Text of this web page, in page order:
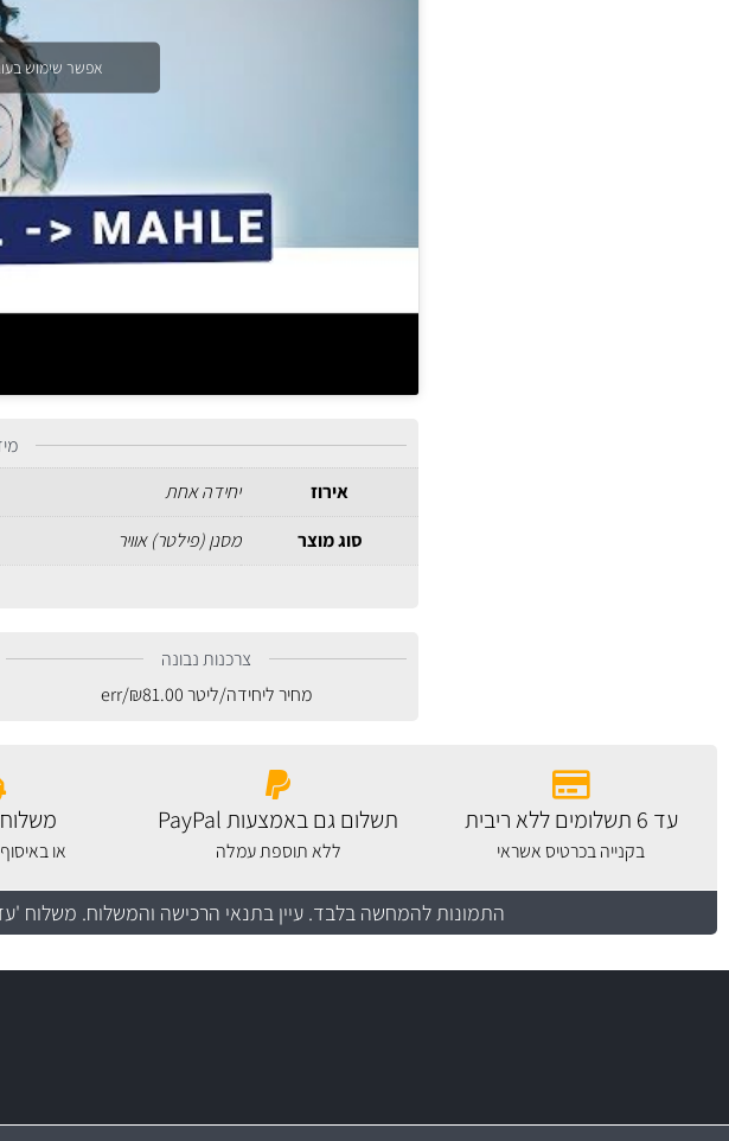
אפשר שימוש
אירוז
יחידה אחת
סוג מוצר
מסנן (פילטר) אוויר
צרכנות נבונה
מחיר ליחידה/ליטר
₪81.00
/err
עד 6 תשלומים ללא ריבית
בקנייה בכרטיס אשראי
תשלום גם באמצעות PayPal
ללא תוספת עמלה או
התמונות להמחשה בלבד. עיין בתנאי הרכישה והמשלוח. משלוח
משלוח מהיר יותר מ- 500 מסנני שמן, אוויר, דלק וקבינה